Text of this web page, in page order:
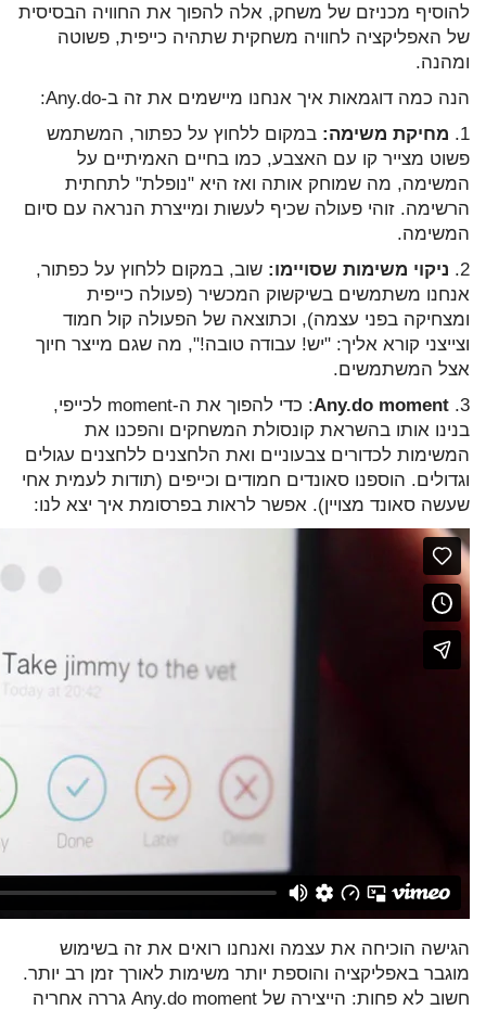
להוסיף מכניזם של משחק, אלה להפוך את החוויה הבסיסית
של האפליקציה לחוויה משחקית שתהיה כייפית, פשוטה
ומהנה.
הנה כמה דוגמאות איך אנחנו מיישמים את זה ב-Any.do:
1.
מחיקת משימה: במקום ללחוץ על כפתור, המשתמש
פשוט מצייר קו עם האצבע, כמו בחיים האמיתיים על
המשימה, מה שמוחק אותה ואז היא "נופלת" לתחתית
הרשימה. זוהי פעולה שכיף לעשות ומייצרת הנראה עם סיום
המשימה.
2.
ניקוי משימות שסויימו: שוב, במקום ללחוץ על כפתור,
אנחנו משתמשים בשיקשוק המכשיר (פעולה כייפית
ומצחיקה בפני עצמה), וכתוצאה של הפעולה קול חמוד
וצייצני קורא אליך: "יש! עבודה טובה!", מה שגם מייצר חיוך
אצל המשתמשים.
3.
Any.do moment
: כדי להפוך את ה-moment לכייפי,
בנינו אותו בהשראת קונסולת המשחקים והפכנו את
המשימות לכדורים צבעוניים ואת הלחצנים ללחצנים עגולים
וגדולים. הוספנו סאונדים חמודים וכייפים (תודות לעמית אחי
שעשה סאונד מצויין). אפשר לראות בפרסומת איך יצא לנו:
הגישה הוכיחה את עצמה ואנחנו רואים את זה בשימוש
מוגבר באפליקציה והוספת יותר משימות לאורך זמן רב יותר.
חשוב לא פחות: הייצירה של Any.do moment גררה אחריה